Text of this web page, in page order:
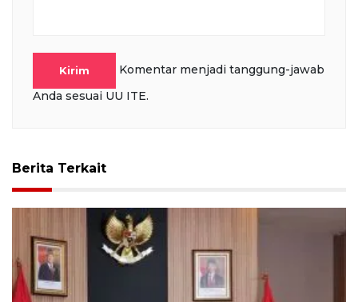
Kirim
Komentar menjadi tanggung-jawab
Anda sesuai UU ITE.
Berita Terkait